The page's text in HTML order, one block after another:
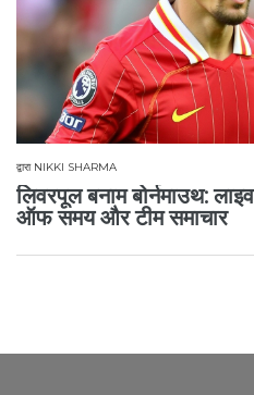
द्वारा NIKKI SHARMA
लिवरपूल बनाम बोर्नमाउथ:
ऑफ समय और टीम समाचार